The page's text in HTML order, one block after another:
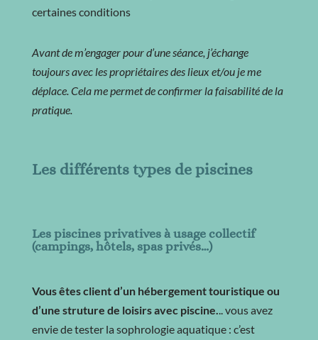
certaines conditions
Avant de m’engager pour d’une séance, j’échange
toujours avec les propriétaires des lieux et/ou je me
déplace. Cela me permet de confirmer la faisabilité de la
pratique.
Les différents types de piscines
Les piscines privatives à usage collectif
(campings, hôtels, spas privés…)
Vous êtes clientd’un hébergement touristique ou
d’une struture de loisirs avec piscine... vous avez
envie de tester la sophrologie aquatique : c’est